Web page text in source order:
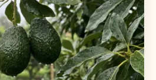
Situation hat sich